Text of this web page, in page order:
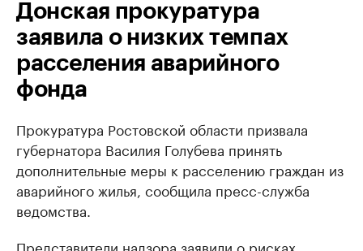
Донская прокуратура
заявила о низких темпах
расселения аварийного
фонда
Прокуратура Ростовской области призвала
губернатора Василия Голубева принять
дополнительные меры к расселению граждан из
аварийного жилья, сообщила пресс-служба
ведомства.
Представители надзора заявили о рисках